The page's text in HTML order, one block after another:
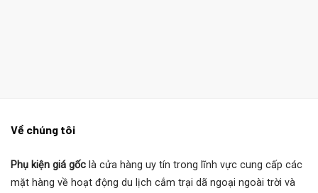
Về chúng tôi
Phụ kiện giá gốc là cửa hàng uy tín trong lĩnh vực cung cấp các
mặt hàng về hoạt động du lịch cắm trại dã ngoại ngoài trời và